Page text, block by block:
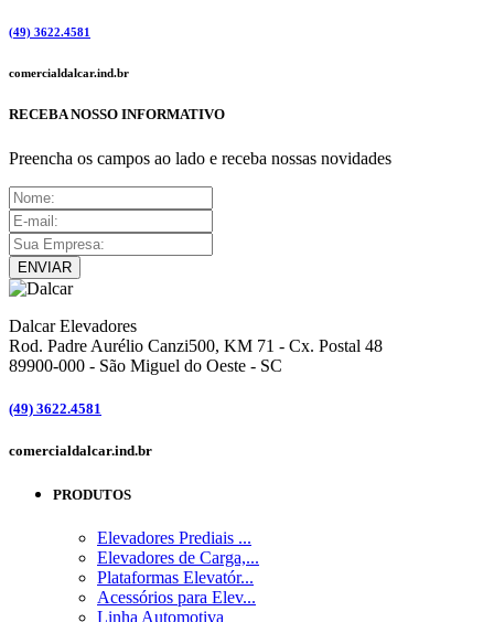
(49) 3622.4581
comercialdalcar.ind.br
RECEBA NOSSO INFORMATIVO
Preencha os campos ao lado e receba nossas novidades
ENVIAR
Dalcar Elevadores
Rod. Padre Aurélio Canzi500, KM 71 - Cx. Postal 48
89900-000 - São Miguel do Oeste - SC
(49) 3622.4581
comercialdalcar.ind.br
PRODUTOS
Elevadores Prediais ...
Elevadores de Carga,...
Plataformas Elevatór...
Acessórios para Elev...
Linha Automotiva